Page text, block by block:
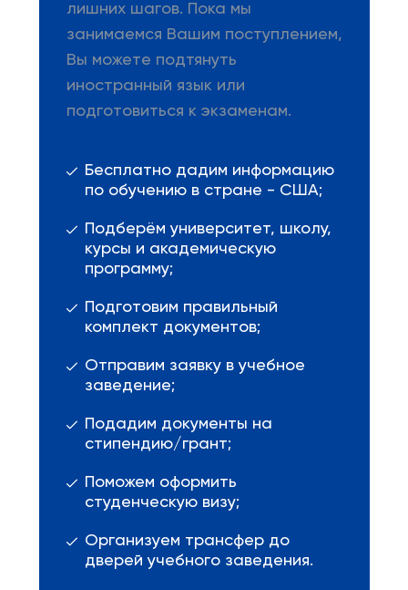
лишних шагов. Пока мы
занимаемся Вашим поступлением,
Вы можете подтянуть
иностранный язык или
подготовиться к экзаменам.
Бесплатно дадим информацию
по обучению в стране - США;
Подберём университет, школу,
курсы и академическую
программу;
Подготовим правильный
комплект документов;
Отправим заявку в учебное
заведение;
Подадим документы на
стипендию/грант;
Поможем оформить
студенческую визу;
Организуем трансфер до
дверей учебного заведения.